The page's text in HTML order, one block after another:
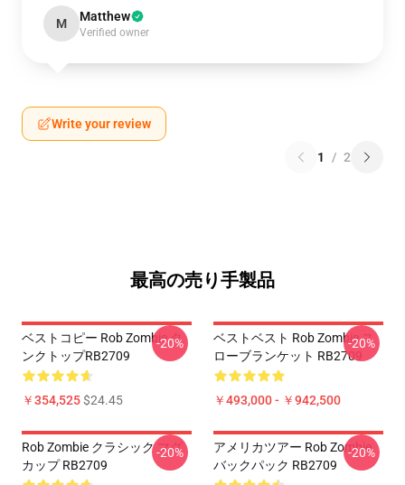
M Matthew
Verified owner
Write your review
1 / 2
最高の売り手製品
ベストコピー Rob Zombie タ
ンクトップRB2709
￥354,525$24.45
-20%
ベストベスト Rob Zombie ス
ローブランケット RB2709
￥493,000 - ￥942,500
-20%
Rob Zombie クラシック マグ
カップ RB2709
-20%
アメリカツアー Rob Zombie
バックパック RB2709
-20%